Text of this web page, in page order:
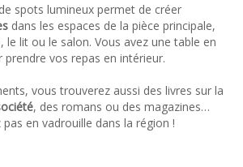
spots lumineux permet de créer
dans les espaces de la pièce principale,
le lit ou le salon. Vous avez une table en
vos repas en intérieur.
vous trouverez aussi des livres sur la
, des romans ou des magazines…
en vadrouille dans la région !